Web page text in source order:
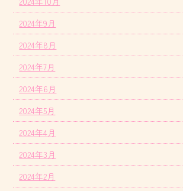
2024年9月
2024年8月
2024年7月
2024年6月
2024年5月
2024年4月
2024年3月
2024年2月